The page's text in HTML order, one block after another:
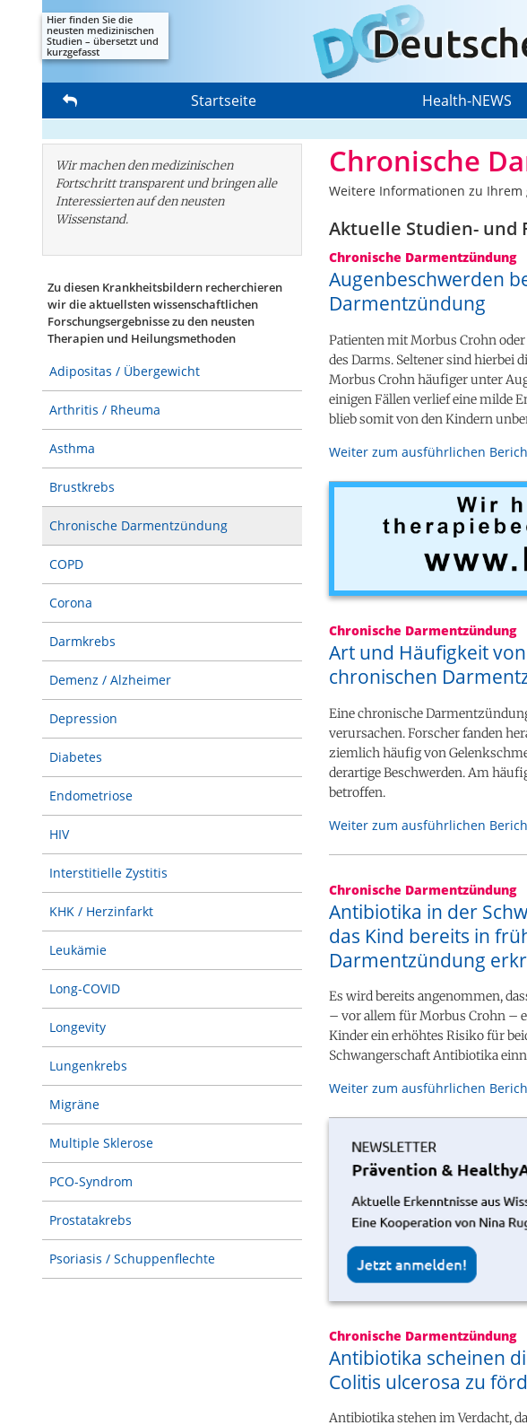
Hier finden Sie die
neusten medizinischen
Studien – übersetzt und
kurzgefasst
Startseite Health-NEWS
Wir machen den medizinischen
Fortschritt transparent und bringen alle
Interessierten auf den neusten
Wissenstand.
Zu diesen Krankheitsbildern recherchieren
wir die aktuellsten wissenschaftlichen
Forschungs­ergebnisse zu den neusten
Therapien und Heilungsmethoden
Adipositas / Übergewicht
Arthritis / Rheuma
Asthma
Brustkrebs
Chronische Darmentzündung
COPD
Corona
Darmkrebs
Demenz / Alzheimer
Depression
Diabetes
Endometriose
HIV
Interstitielle Zystitis
KHK / Herzinfarkt
Leukämie
Long-COVID
Longevity
Lungenkrebs
Migräne
Multiple Sklerose
PCO-Syndrom
Prostatakrebs
Psoriasis / Schuppenflechte
Chronische
Weitere Informationen zu
Aktuelle Studien- und
Chronische Darmentzündung
Augenbeschwerden
Darmentzündung
Patienten mit Morbus Crohn
des Darms. Seltener sind hierbei
Morbus Crohn häufiger unter
einigen Fällen verlief eine milde
blieb somit von den Kindern
Weiter zum ausführlichen
Chronische Darmentzündung
Art und Häufigkeit
chronischen
Eine chronische
verursachen. Forscher fanden
ziemlich häufig von
derartige Beschwerden. Am
betroffen.
Weiter zum ausführlichen
Chronische Darmentzündung
Antibiotika in der
das Kind bereits in
Darmentzündung
Es wird bereits angenommen,
– vor allem für Morbus Crohn –
Kinder ein erhöhtes Risiko für
Schwangerschaft Antibiotika
Weiter zum ausführlichen
Chronische Darmentzündung
Antibiotika scheinen
Colitis ulcerosa zu
Antibiotika stehen im Verdacht,